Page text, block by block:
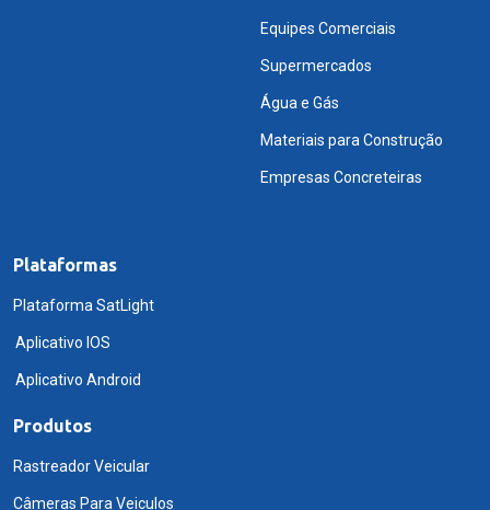
Equipes Comerciais
Supermercados
Água e Gás
Materiais para Construção
Empresas Concreteiras
Plataformas
Plataforma SatLight
Aplicativo IOS
Aplicativo Android
Produtos
Rastreador Veicular
Câmeras Para Veiculos